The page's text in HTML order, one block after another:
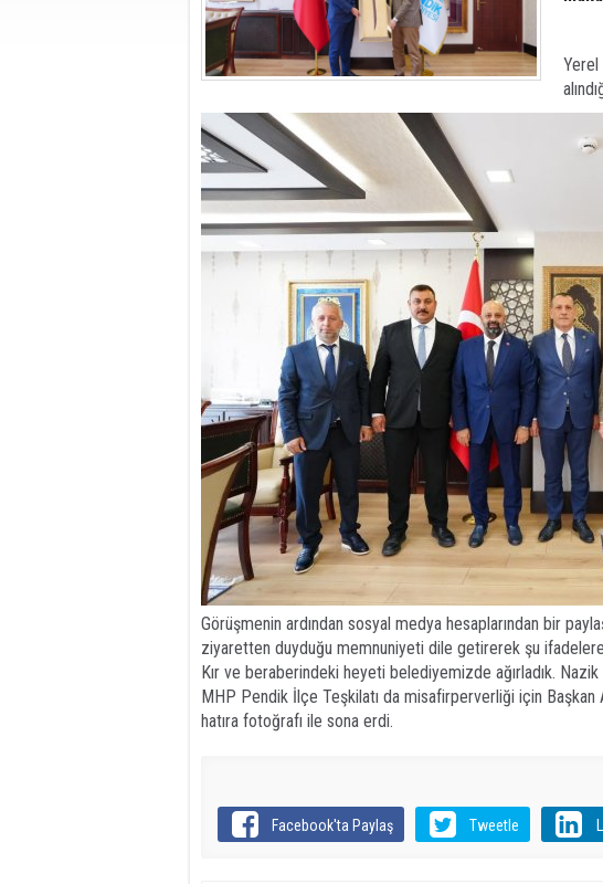
Yerel
​Görüşmenin ardından sosyal medya hesaplarından bir
ziyaretten duyduğu memnuniyeti dile getirerek şu
Kır ve beraberindeki heyeti belediyemizde ağırladık.
​MHP Pendik İlçe Teşkilatı da misafirperverliği için
hatıra fotoğrafı ile sona erdi.
Facebook'ta Paylaş Tweetle